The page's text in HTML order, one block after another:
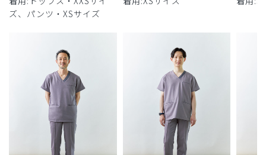
ズ、パンツ・XSサイズ